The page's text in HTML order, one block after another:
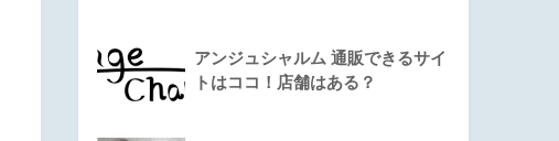
アンジュシャルム 通販できるサイ
トはココ！店舗はある？